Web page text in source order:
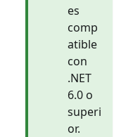
es
comp
atible
con
.NET
6.0 o
superi
or.